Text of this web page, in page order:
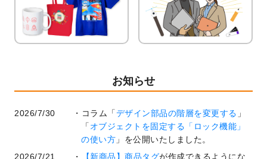
お知らせ
2026/7/30 コラム「デザイン部品の階層を変更する 」
「 オブジェクトを固定する「ロック機能」
の使い方 」を公開いたしました。
2026/7/21
【新商品】商品タグが作成できるようにな